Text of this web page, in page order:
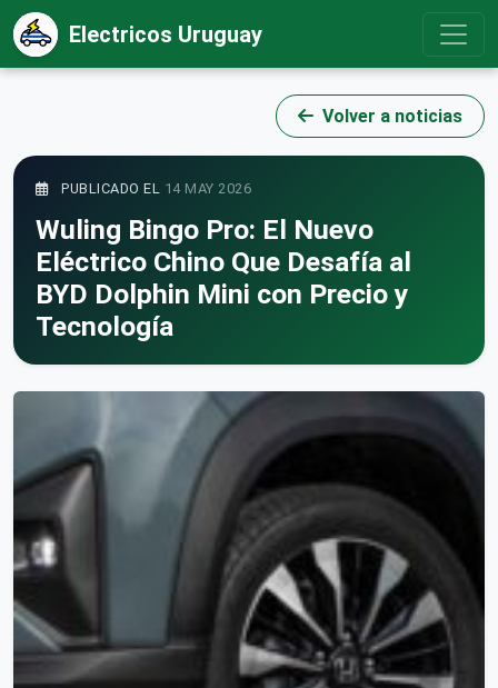
Electricos Uruguay
Volver a noticias
PUBLICADO EL 14 MAY 2026
Wuling Bingo Pro: El Nuevo
Eléctrico Chino Que Desafía al
BYD Dolphin Mini con Precio y
Tecnología